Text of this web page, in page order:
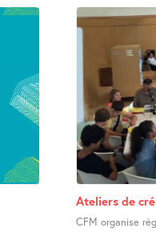
Ateliers de
CFM organise